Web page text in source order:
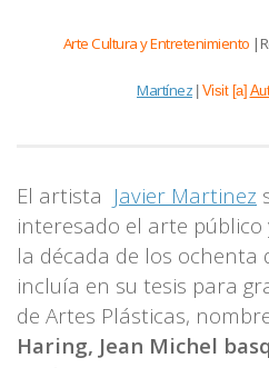
Arte Cultura y Entretenimiento
Martínez | Visit [a]
El artista Javier Martinez
interesado el arte
la década de los ochenta
incluía en su tesis para
de Artes Plásticas,
Haring, Jean Michel